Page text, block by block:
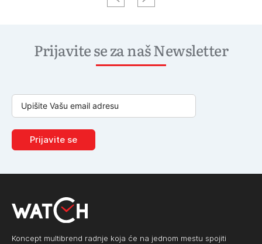
Prijavite se za naš Newsletter
Prijavite se
Koncept multibrend radnje koja će na jednom mestu spojiti